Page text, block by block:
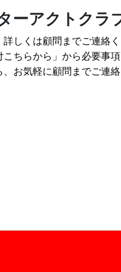
ーアクトクラ
しくは顧問までご連絡く
ちらから」から必要事
お気軽に顧問までご連絡